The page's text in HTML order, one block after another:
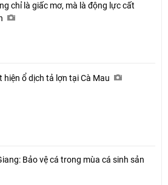
chỉ là giấc mơ, mà là động lực cất
hiện ổ dịch tả lợn tại Cà Mau
Bảo vệ cá trong mùa cá sinh sản